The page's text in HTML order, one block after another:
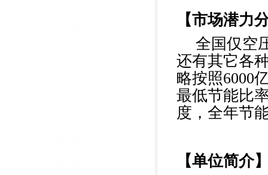
【市场潜力
全国仅空
还有其它各
略按照6000
最低节能比
度，全年节
【单位简介